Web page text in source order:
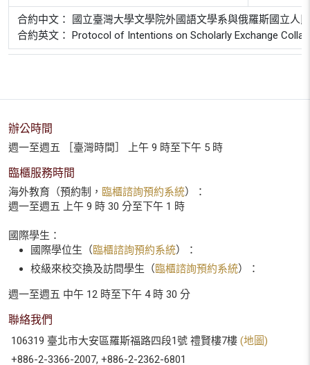
合約中文： 國立臺灣大學文學院外國語文學系與俄羅斯國立人
合約英文： Protocol of Intentions on Scholarly Exchange
辦公時間
週一至週五 ［臺灣時間］ 上午 9 時至下午 5 時
臨櫃服務時間
海外教育（預約制， 臨櫃諮詢預約系統）：
週一至週五 上午 9 時 30 分至下午 1 時
國際學生：
國際學位生（臨櫃諮詢預約系統）：
校級來校交換及訪問學生（臨櫃諮詢預約系統）：
週一至週五 中午 12 時至下午 4 時 30 分
聯絡我們
106319 臺北市大安區羅斯福路四段1號 禮賢樓7樓 (地圖)
+886-2-3366-2007, +886-2-2362-6801